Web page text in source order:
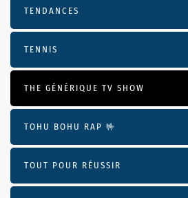
TENDANCES
TENNIS
THE GÉNÉRIQUE TV SHOW
TOHU BOHU RAP 🤟
TOUT POUR RÉUSSIR